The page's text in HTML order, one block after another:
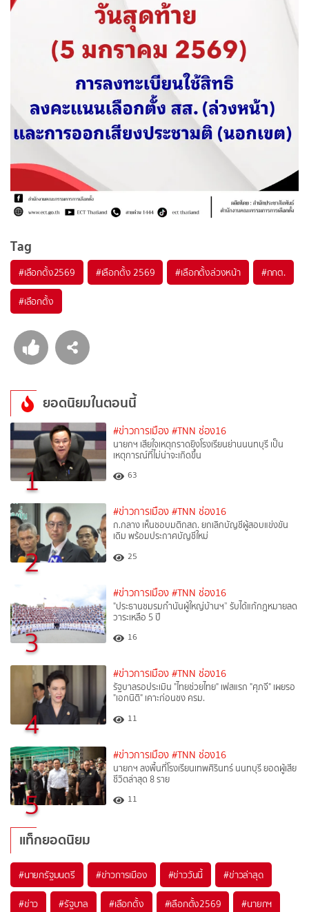
Tag
#เลือกตั้ง2569 #เลือกตั้ง 2569 #เลือกตั้งล่วงหน้า #กกต.
#เลือกตั้ง
ยอดนิยมในตอนนี้
1
#ข่าวการเมือง #TNN ช่อง16
นายกฯ เสียใจเหตุกราดยิงโรงเรียนย่านนนทบุรี เป็น
เหตุการณ์ที่ไม่น่าจะเกิดขึ้น
63
2
#ข่าวการเมือง #TNN ช่อง16
ก.กลาง เห็นชอบมติกสถ. ยกเลิกบัญชีผู้สอบแข่งขัน
เดิม พร้อมประกาศบัญชีใหม่
25
3
#ข่าวการเมือง #TNN ช่อง16
"ประธานชมรมกำนันผู้ใหญ่บ้านฯ” รับได้แก้กฎหมายลด
วาระเหลือ 5 ปี
16
4
#ข่าวการเมือง #TNN ช่อง16
รัฐบาลรอประเมิน "ไทยช่วยไทย" เฟสแรก "ศุภจี" เผยรอ
"เอกนิติ" เคาะก่อนชง ครม.
11
5
#ข่าวการเมือง #TNN ช่อง16
นายกฯ ลงพื้นที่โรงเรียนเทพศิรินทร์ นนทบุรี ยอดผู้เสีย
ชีวิตล่าสุด 8 ราย
11
แท็กยอดนิยม
#นายกรัฐมนตรี #ข่าวการเมือง #ข่าววันนี้ #ข่าวล่าสุด
#ข่าว #รัฐบาล #เลือกตั้ง #เลือกตั้ง2569 #นายกฯ